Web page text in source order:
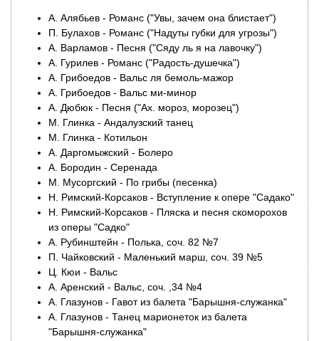
А. Алябьев - Романс ("Увы, зачем она блистает")
П. Булахов - Романс ("Надуты губки для угрозы")
А. Варламов - Песня ("Сяду ль я на лавочку")
А. Гурилев - Романс ("Радость-душечка")
А. Грибоедов - Вальс ля бемоль-мажор
А. Грибоедов - Вальс ми-минор
А. Дюбюк - Песня ("Ах. мороз, морозец")
М. Глинка - Андалузский танец
М. Глинка - Котильон
А. Даргомыжский - Болеро
А. Бородин - Серенада
М. Мусоргский - По грибы (песенка)
Н. Римский-Корсаков - Вступление к опере "Садако"
Н. Римский-Корсаков - Пляска и песня скоморохов
из оперы "Садко"
А. Рубинштейн - Полька, соч. 82 №7
П. Чайковский - Маленький марш, соч. 39 №5
Ц. Кюи - Вальс
А. Аренский - Вальс, соч. ,34 №4
А. Глазунов - Гавот из балета "Барышня-служанка"
А. Глазунов - Танец марионеток из балета
"Барышня-служанка"